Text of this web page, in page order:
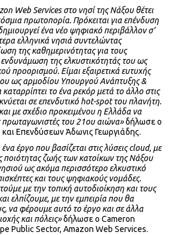
Web Services στο νησί της Νάξου θέτει
πρωτοπορία. Πρόκειται για επένδυση
ένα νέο ψηφιακό περιβάλλον σ’
ελληνικά νησιά συντελώντας
της καθημερινότητας για τους
ενδυνάμωση της ελκυστικότητάς του ως
προορισμού. Είμαι εξαιρετικά ευτυχής
ως αρμοδίου Υπουργού Ανάπτυξης &
το ένα ρεκόρ μετά το άλλο στις
σε επενδυτικό hot-spot του πλανήτη.
με σχέδιο προκειμένου η Ελλάδα να
πρωταγωνιστές του 21ου αιώνα»δήλωσε ο
Επενδύσεων Άδωνις Γεωργιάδης.
ένα έργο που βασίζεται στις λύσειςcloud, με
ποιότητας ζωής των κατοίκων της Νάξου
ως ακόμα περισσότερο ελκυστικό
και τους ψηφιακούς νομάδες.
με την τοπική αυτοδιοίκηση και τους
ελπίζουμε, με την εμπειρία που θα
να φέρουμε αυτό το έργο και σε άλλα
και πόλεις»δήλωσε ο Cameron
Public Sector, Amazon Web Services.